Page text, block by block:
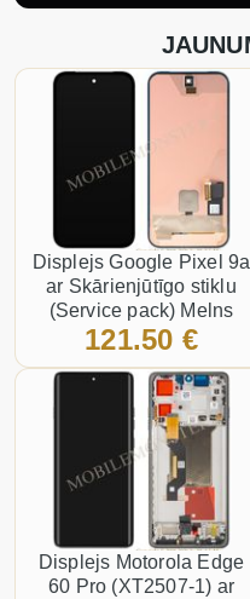
Displejs Google Pixel 9a
ar Skārienjūtīgo stiklu
(Service pack) Melns
121.50 €
Displejs Motorola Edge
60 Pro (XT2507-1) ar